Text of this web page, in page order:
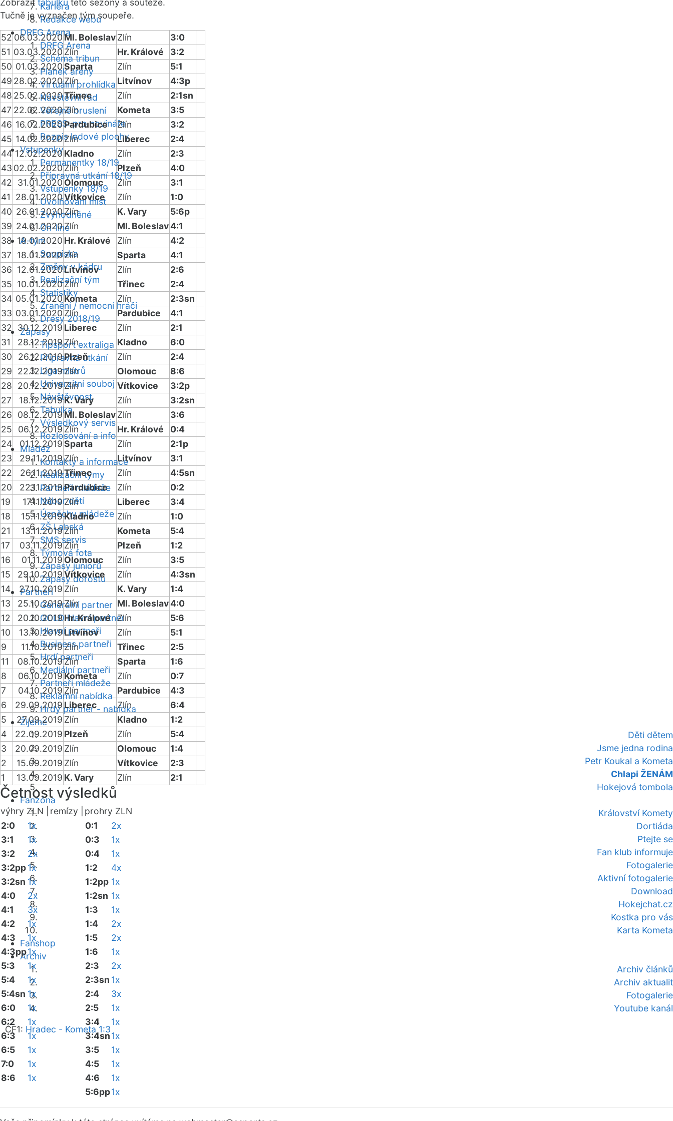
Kariéra
Redakce webu
DRFG Arena
DRFG Arena
Schéma tribun
Plánek areny
Virtuální prohlídka
Návštěvní řád
Veřejné bruslení
PRESS: pro novináře
Rozpis ledové plochy
Vstupenky
Permanentky 18/19
Přípravná utkání 18/19
Vstupenky 18/19
Uvolňování míst
Zvýhodněné
On-line
A-tým
Soupiska
Změny v kádru
Realizační tým
Statistiky
Zranění / nemocní hráči
Dresy 2018/19
Zápasy
Tipsport extraliga
Přípravná utkání
Liga mistrů
Univerzitní souboj
Návštěvnost
Tabulka
Výsledkový servis
Rozlosování a info
Mládež
Kontakty a informace
Realizační týmy
Partneři mládeže
Nábor dětí
Úspěchy mládeže
ZŠ Labská
SMS servis
Týmová fota
Zápasy juniorů
Zápasy dorostu
Partneři
Generální partner
GOLD hlavní partner
Hlavní partneři
Business partneři
Hrdí partneři
Mediální partneři
Partneři mládeže
Reklamní nabídka
Hrdý partner - nabídka
Žijeme
Děti dětem
Jsme jedna rodina
Petr Koukal a Kometa
Chlapi ŽENÁM
Hokejová tombola
Fanzóna
Království Komety
Dortiáda
Ptejte se
Fan klub informuje
Fotogalerie
Aktivní fotogalerie
Download
Hokejchat.cz
Kostka pro vás
Karta Kometa
Fanshop
Archiv
Archiv článků
Archiv aktualit
Fotogalerie
Youtube kanál
ČF1: Hradec - Kometa 1:3
Zobrazit tabulku této sezóny a soutěže.
Tučně je vyznačen tým soupeře.
52 06.03.2020Ml. BoleslavZlín
3:0
51 03.03.2020 Zlín Hr. Králové
3:2
50 01.03.2020Sparta Zlín
5:1
49 28.02.2020Zlín Litvínov
4:3p
48 25.02.2020Třinec Zlín
2:1sn
47 22.02.2020Zlín Kometa
3:5
46 16.02.2020Pardubice Zlín
3:2
45 14.02.2020Zlín Liberec
2:4
44 12.02.2020Kladno Zlín
2:3
43 02.02.2020Zlín Plzeň
4:0
42
31.01.2020Olomouc Zlín
3:1
41
28.01.2020Vítkovice Zlín
1:0
40 26.01.2020Zlín K. Vary
5:6p
39 24.01.2020Zlín Ml. Boleslav4:1
38 19.01.2020 Hr. Králové Zlín
4:2
37
18.01.2020Zlín Sparta
4:1
36 12.01.2020Litvínov Zlín
2:6
35 10.01.2020Zlín Třinec
2:4
34 05.01.2020Kometa Zlín
2:3sn
33 03.01.2020 Zlín Pardubice
4:1
32
30.12.2019 Liberec Zlín
2:1
31
28.12.2019Zlín Kladno
6:0
30
26.12.2019Plzeň Zlín
2:4
29
22.12.2019Zlín Olomouc
8:6
28
20.12.2019Zlín Vítkovice
3:2p
27
18.12.2019K. Vary Zlín
3:2sn
26
08.12.2019 Ml. BoleslavZlín
3:6
25
06.12.2019Zlín Hr. Králové
0:4
24
01.12.2019Sparta Zlín
2:1p
23
29.11.2019Zlín Litvínov
3:1
22
26.11.2019Třinec Zlín
4:5sn
20
22.11.2019Pardubice Zlín
0:2
19
17.11.2019Zlín Liberec
3:4
18
15.11.2019Kladno Zlín
1:0
21
13.11.2019Zlín Kometa
5:4
17
03.11.2019Zlín Plzeň
1:2
16
01.11.2019 Olomouc Zlín
3:5
15
29.10.2019Vítkovice Zlín
4:3sn
14
27.10.2019 Zlín K. Vary
1:4
13
25.10.2019Zlín Ml. Boleslav4:0
12
20.10.2019Hr. Králové Zlín
5:6
10
13.10.2019Litvínov Zlín
5:1
9
11.10.2019Zlín Třinec
2:5
11
08.10.2019Zlín Sparta
1:6
8
06.10.2019Kometa Zlín
0:7
7
04.10.2019 Zlín Pardubice
4:3
6
29.09.2019Liberec Zlín
6:4
5
27.09.2019 Zlín Kladno
1:2
4
22.09.2019 Plzeň Zlín
5:4
3
20.09.2019 Zlín Olomouc
1:4
2
15.09.2019 Zlín Vítkovice
2:3
1
13.09.2019 K. Vary Zlín 2:1
Četnost výsledků
výhry ZLN | remízy |
prohry ZLN
2:0
1x
3:1
1x
3:2
2x
3:2pp1x
3:2sn 1x
4:0
2x
4:1
3x
4:2
1x
4:3
1x
4:3pp1x
5:3
1x
5:4
1x
5:4sn 1x
6:0
1x
6:2
1x
6:3
1x
6:5
1x
7:0
1x
8:6
1x
0:1
2x
0:3
1x
0:4
1x
1:2
4x
1:2pp 1x
1:2sn 1x
1:3
1x
1:4
2x
1:5
2x
1:6
1x
2:3
2x
2:3sn 1x
2:4
3x
2:5
1x
3:4
1x
3:4sn1x
3:5
1x
4:5
1x
4:6
1x
5:6pp1x